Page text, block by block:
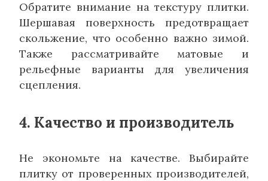
Обратите внимание на текстуру плитки.
Шершавая поверхность предотвращает
скольжение, что особенно важно зимой.
Также рассматривайте матовые и
рельефные варианты для увеличения
сцепления.
4. Качество и производитель
Не экономьте на качестве. Выбирайте
плитку от проверенных производителей,